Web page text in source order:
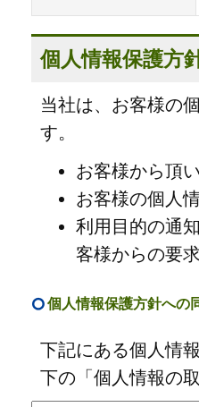
個人情報保護方
当社は、お客様の
す。
お客様から頂
お客様の個人
利用目的の通
客様からの要
個人情報保護方針への
下記にある個人情
下の「個人情報の